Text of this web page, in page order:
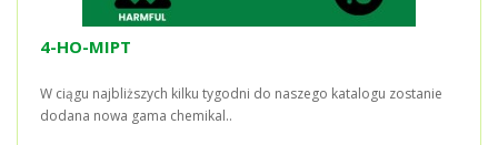
4-HO-MIPT
W ciągu najbliższych kilku tygodni do naszego katalogu zostanie
dodana nowa gama chemikal..